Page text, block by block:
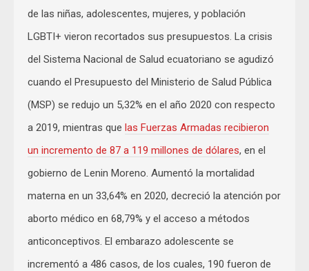
de las niñas, adolescentes, mujeres, y población
LGBTI+ vieron recortados sus presupuestos. La crisis
del Sistema Nacional de Salud ecuatoriano se agudizó
cuando el Presupuesto del Ministerio de Salud Pública
(MSP) se redujo un 5,32% en el año 2020 con respecto
a 2019, mientras que las Fuerzas Armadas recibieron
un incremento de 87 a 119 millones de dólares, en el
gobierno de Lenin Moreno. Aumentó la mortalidad
materna en un 33,64% en 2020, decreció la atención por
aborto médico en 68,79% y el acceso a métodos
anticonceptivos. El embarazo adolescente se
incrementó a 486 casos, de los cuales, 190 fueron de